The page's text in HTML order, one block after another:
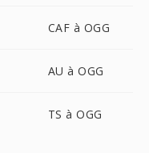
CAF à OGG
AU à OGG
TS à OGG